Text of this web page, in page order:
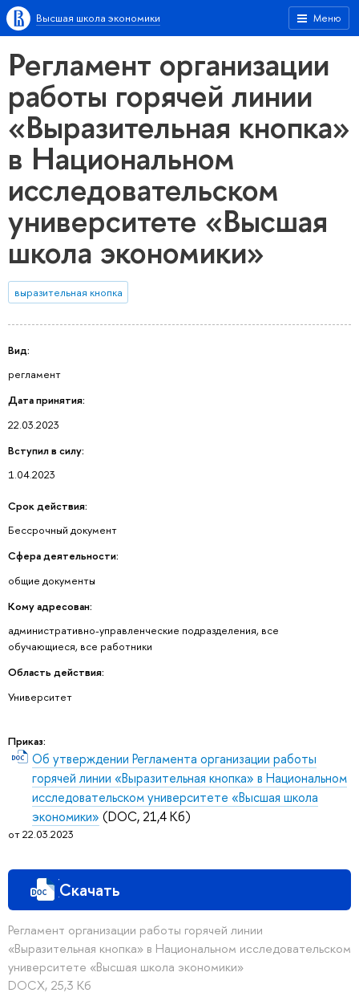
Меню
Высшая школа экономики
Регламент организации
работы горячей линии
«Выразительная кнопка»
в Национальном
исследовательском
университете «Высшая
школа экономики»
выразительная кнопка
Вид:
регламент
Дата принятия:
22.03.2023
Вступил в силу:
1.04.2023
Срок действия:
Бессрочный документ
Сфера деятельности:
общие документы
Кому адресован:
административно-управленческие подразделения, все
обучающиеся, все работники
Область действия:
Университет
Приказ:
Об утверждении Регламента организации работы
горячей линии «Выразительная кнопка» в Национальном
исследовательском университете «Высшая школа
экономики» (DOC, 21,4 Кб)
от 22.03.2023
Скачать
Регламент организации работы горячей линии
«Выразительная кнопка» в Национальном исследовательском
университете «Высшая школа экономики»
DOCX, 25,3 Кб